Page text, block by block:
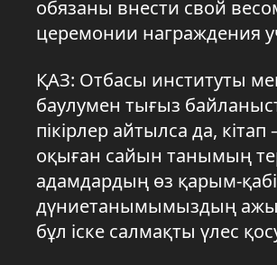
обязаны внести свой
церемонии награждения
ҚАЗ: Отбасы институты
баулумен тығыз
пікірлер айтылса да,
оқыған сайын танымың
адамдардың өз қарым-
дүниетанымымыздың
бұл іске салмақты үлес